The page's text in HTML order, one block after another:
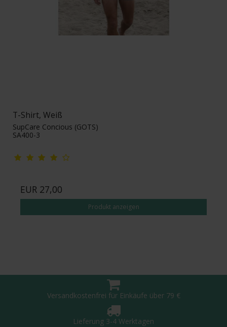
T-Shirt, Weiß
SupCare Concious (GOTS)
SA400-3
EUR 27,00
Produkt anzeigen
Versandkostenfrei für Einkäufe über 79 €
Lieferung 3-4 Werktagen